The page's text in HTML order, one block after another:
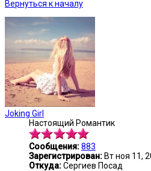
Вернуться к началу
Joking Girl
Настоящий Романтик
Сообщения:883
Зарегистрирован: Вт ноя 11,
Откуда:Сергиев Посад